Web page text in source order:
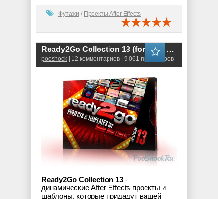
Футажи / Проекты After Effects
Ready2Go Collection 13 (for After Effects)
pooshock | 12 комментариев | 9 061 просмотров
Ready2Go Collection 13 -
динамические After Effects проекты и
шаблоны, которые придадут вашей